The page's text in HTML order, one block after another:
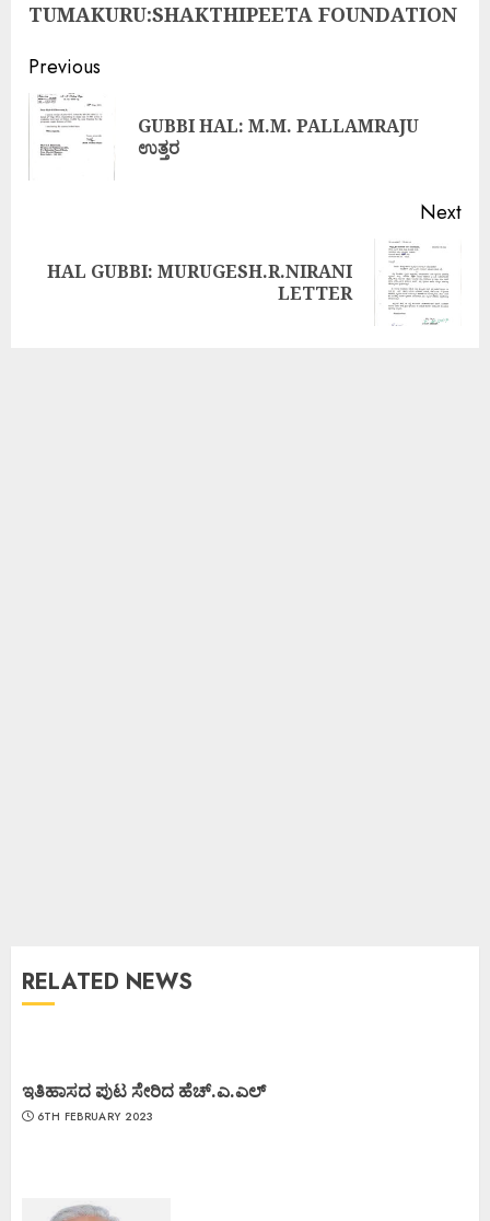
TUMAKURU:SHAKTHIPEETA FOUNDATION
Previous
GUBBI HAL: M.M. PALLAMRAJU
ಉತ್ತರ
Next
HAL GUBBI: MURUGESH.R.NIRANI
LETTER
RELATED NEWS
ಇತಿಹಾಸದ ಪುಟ ಸೇರಿದ ಹೆಚ್.ಎ.ಎಲ್
6TH FEBRUARY 2023